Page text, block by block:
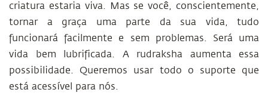
criatura estaria viva. Mas se você, conscientemente,
tornar a graça uma parte da sua vida, tudo
funcionará facilmente e sem problemas. Será uma
vida bem lubrificada. A rudraksha aumenta essa
possibilidade. Queremos usar todo o suporte que
está acessível para nós.